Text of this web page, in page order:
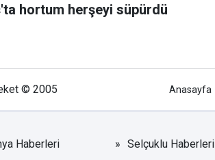
hortum herşeyi süpürdü
© 2005 Anasayfa
Haberleri Selçuklu Haberleri